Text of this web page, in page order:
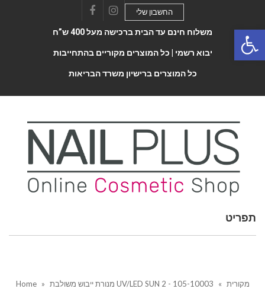
FacebookInstagram
החשבון שלי
משלוח חינם עד הבית ברכישה מעל 400 ש”ח
יבוא רשמי | כל המוצרים מקוריים בהתחייבות
כל המוצרים ברישיון משרד הבריאות
Toggle
תפריט
Home » מנורת ייבוש משולבת UV/LED SUN 2 - מקורית »
105-10003